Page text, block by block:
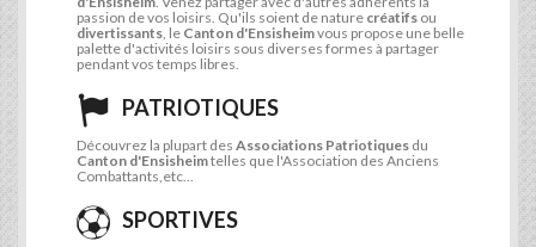
passion de vos loisirs. Qu'ils soient de nature créatifs ou
divertissants, le Canton d'Ensisheimvous propose une belle
palette d'activités loisirs sous diverses formes à partager
pendant vos temps libres.
PATRIOTIQUES
Découvrez la plupart des Associations Patriotiques du
Canton d'Ensisheimtelles que l'Association des Anciens
Combattants,etc...
SPORTIVES